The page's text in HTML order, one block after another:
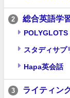
2 総合英語学
POLYGLOTS
スタディサプ
Hapa英会話
3 ライティン